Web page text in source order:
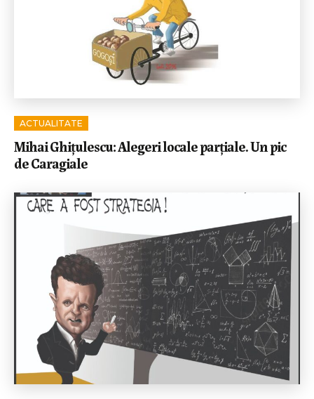
ACTUALITATE
Mihai Ghițulescu: Alegeri locale parțiale. Un pic
de Caragiale